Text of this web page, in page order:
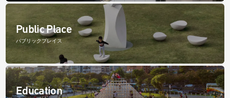
Public Place
パブリックプレイス
Education